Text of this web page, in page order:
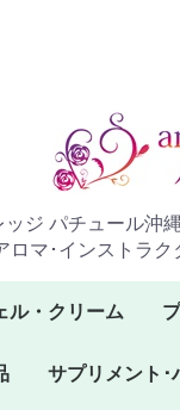
ッジ パチュール沖
マ･インストラ
ル・クリーム
サプリメント･